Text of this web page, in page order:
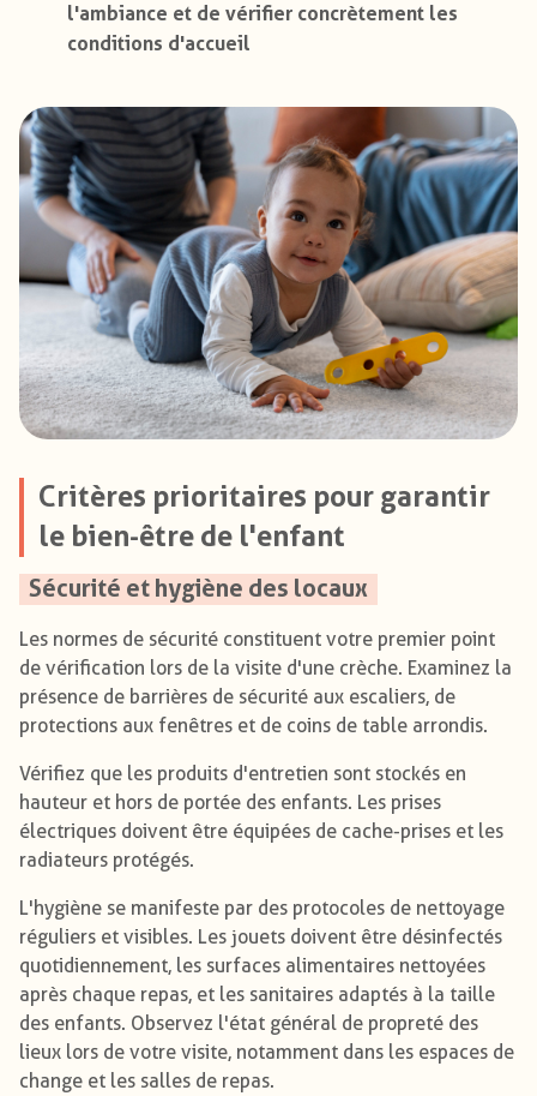
l'ambiance et de vérifier concrètement les
conditions d'accueil
Critères prioritaires pour garantir
le bien-être de l'enfant
Sécurité et hygiène des locaux
Les normes de sécurité constituent votre premier point
de vérification lors de la visite d'une crèche. Examinez la
présence de barrières de sécurité aux escaliers, de
protections aux fenêtres et de coins de table arrondis.
Vérifiez que les produits d'entretien sont stockés en
hauteur et hors de portée des enfants. Les prises
électriques doivent être équipées de cache-prises et les
radiateurs protégés.
L'hygiène se manifeste par des protocoles de nettoyage
réguliers et visibles. Les jouets doivent être désinfectés
quotidiennement, les surfaces alimentaires nettoyées
après chaque repas, et les sanitaires adaptés à la taille
des enfants. Observez l'état général de propreté des
lieux lors de votre visite, notamment dans les espaces de
change et les salles de repas.